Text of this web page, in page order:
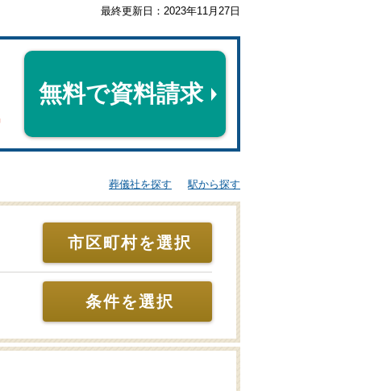
最終更新日： 2023年11月27日
無料で資料請求
葬儀社を探す 駅から探す
市区町村を選択
条件を選択